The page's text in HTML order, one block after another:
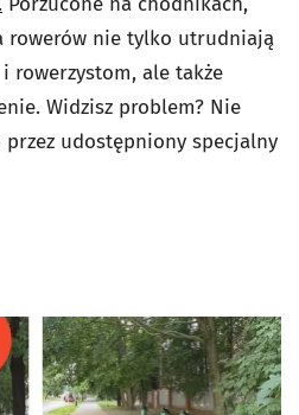
rowerów nie tylko utrudniają
rowerzystom, ale także
Widzisz problem? Nie
przez udostępniony specjalny